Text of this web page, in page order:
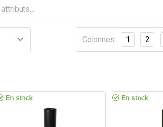
Colonnes: 1 2